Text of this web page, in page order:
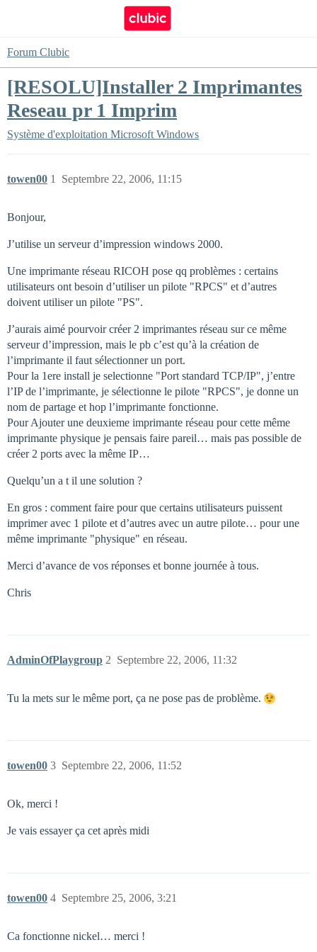
Forum Clubic
[RESOLU]Installer 2 Imprimantes
Reseau pr 1 Imprim
Système d'exploitation Microsoft Windows
towen00 Septembre 22, 2006, 11:15
1
Bonjour,
J’utilise un serveur d’impression windows 2000.
Une imprimante réseau RICOH pose qq problèmes : certains
utilisateurs ont besoin d’utiliser un pilote "RPCS" et d’autres
doivent utiliser un pilote "PS".
J’aurais aimé pourvoir créer 2 imprimantes réseau sur ce même
serveur d’impression, mais le pb c’est qu’à la création de
l’imprimante il faut sélectionner un port.
Pour la 1ere install je selectionne "Port standard TCP/IP", j’entre
l’IP de l’imprimante, je sélectionne le pilote "RPCS", je donne un
nom de partage et hop l’imprimante fonctionne.
Pour Ajouter une deuxieme imprimante réseau pour cette même
imprimante physique je pensais faire pareil… mais pas possible de
créer 2 ports avec la même IP…
Quelqu’un a t il une solution ?
En gros : comment faire pour que certains utilisateurs puissent
imprimer avec 1 pilote et d’autres avec un autre pilote… pour une
même imprimante "physique" en réseau.
Merci d’avance de vos réponses et bonne journée à tous.
Chris
AdminOfPlaygroup Septembre 22, 2006, 11:32
2
Tu la mets sur le même port, ça ne pose pas de problème.
towen00 Septembre 22, 2006, 11:52
3
Ok, merci !
Je vais essayer ça cet après midi
towen00 Septembre 25, 2006, 3:21
4
Ca fonctionne nickel… merci !